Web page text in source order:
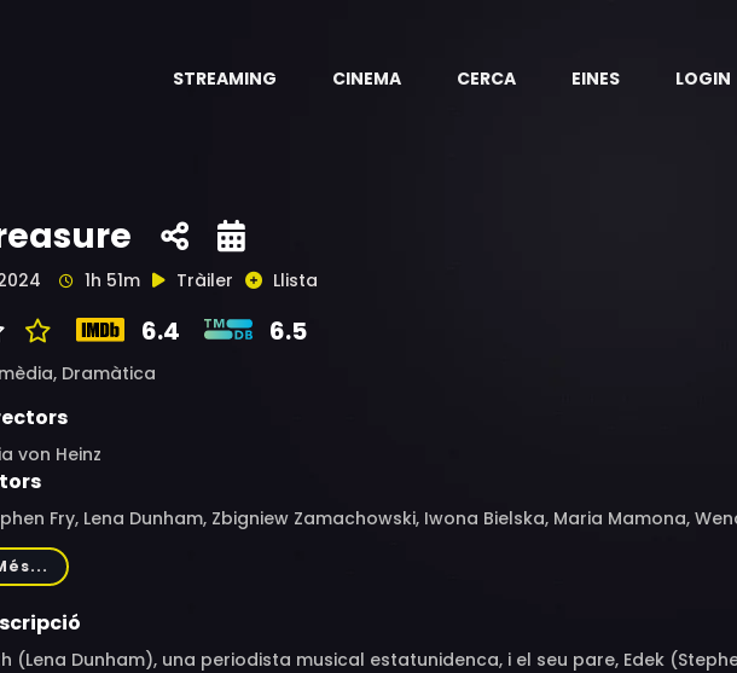
STREAMING CINEMA CERCA EINES LOGIN
1h 51m Tràiler Llista
6.4 6.5
Dramàtica
von Heinz
Fry, Lena Dunham, Zbigniew Zamachowski, Iwona Bielska, Maria Mamona,
Magdalena Celowna Janikowska, Petra Zieser, Robert Besta, Oliver Ewy,
Dennis Papst, Ralph Kaminski
(Lena Dunham), una periodista musical estatunidenca, i el seu pare, Edek